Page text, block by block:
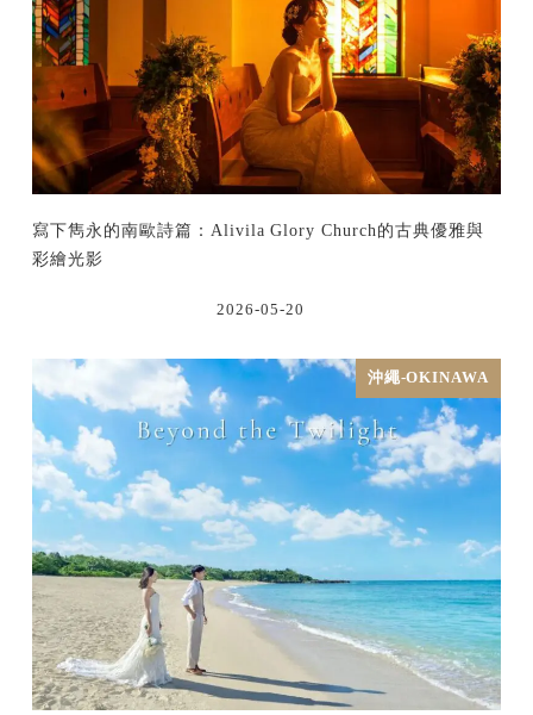
寫下雋永的南歐詩篇：Alivila Glory Church的古典優雅與
彩繪光影
2026-05-20
沖繩-OKINAWA